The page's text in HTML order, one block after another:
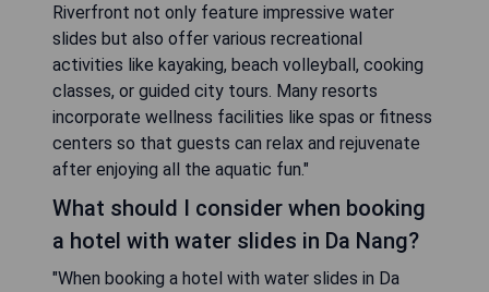
Riverfront not only feature impressive water
slides but also offer various recreational
activities like kayaking, beach volleyball, cooking
classes, or guided city tours. Many resorts
incorporate wellness facilities like spas or fitness
centers so that guests can relax and rejuvenate
after enjoying all the aquatic fun."
What should I consider when booking
a hotel with water slides in Da Nang?
"When booking a hotel with water slides in Da